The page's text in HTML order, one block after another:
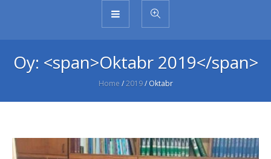
Oy: <span>Oktabr 2019</span>
Home /2019 / Oktabr